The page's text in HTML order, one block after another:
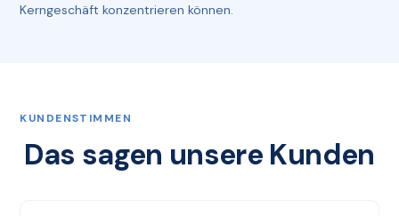
Kerngeschäft konzentrieren können.
KUNDENSTIMMEN
Das sagen unsere Kunden